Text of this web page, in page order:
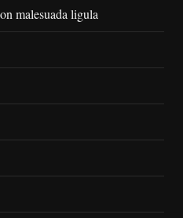
malesuada ligula